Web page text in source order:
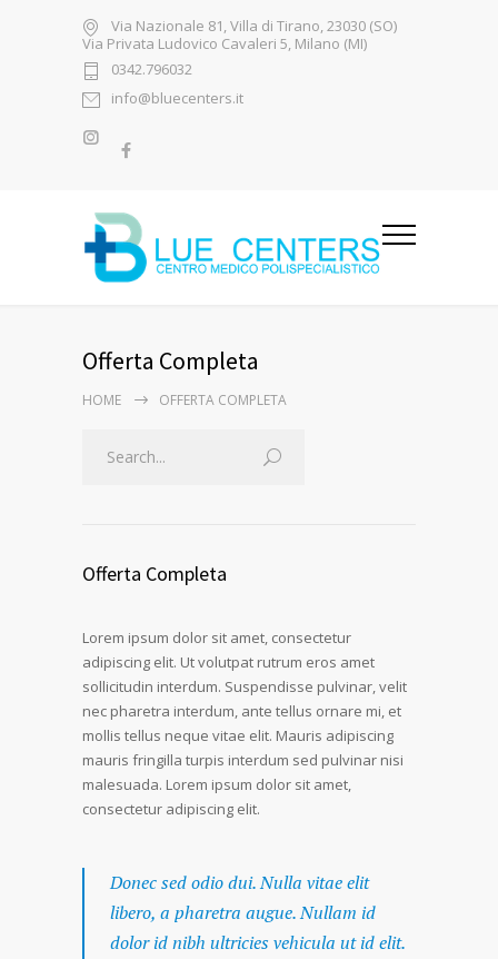
Via Nazionale 81, Villa di Tirano, 23030 (SO)
Via Privata Ludovico Cavaleri 5, Milano (MI)
0342.796032
info@bluecenters.it
Offerta Completa
HOME OFFERTA COMPLETA
Offerta Completa
Lorem ipsum dolor sit amet, consectetur
adipiscing elit. Ut volutpat rutrum eros amet
sollicitudin interdum. Suspendisse pulvinar, velit
nec pharetra interdum, ante tellus ornare mi, et
mollis tellus neque vitae elit. Mauris adipiscing
mauris fringilla turpis interdum sed pulvinar nisi
malesuada. Lorem ipsum dolor sit amet,
consectetur adipiscing elit.
Donec sed odio dui. Nulla vitae elit
libero, a pharetra augue. Nullam id
dolor id nibh ultricies vehicula ut id elit.